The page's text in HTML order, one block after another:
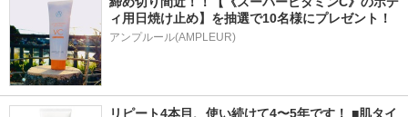
ィ用日焼け止め】を抽選で10名様にプレゼント！
アンプルール(AMPLEUR)
リピート4本目、使い続けて4〜5年です！ ■肌タイ